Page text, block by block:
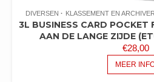
DIVERSEN KLASSEMENT EN
3L BUSINESS CARD POCKET
AAN DE LANGE ZIJDE
€28,00
MEER